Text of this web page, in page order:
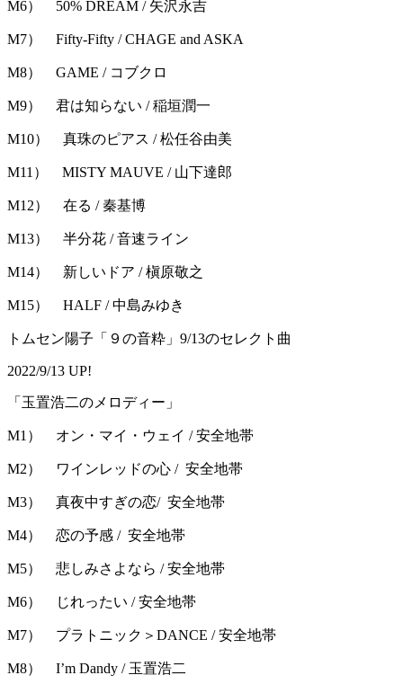
M6） 50% DREAM / 矢沢永吉
M7） Fifty-Fifty / CHAGE and ASKA
M8） GAME / コブクロ
M9） 君は知らない / 稲垣潤一
M10） 真珠のピアス / 松任谷由美
M11） MISTY MAUVE / 山下達郎
M12） 在る / 秦基博
M13） 半分花 / 音速ライン
M14） 新しいドア / 槇原敬之
M15） HALF / 中島みゆき
トムセン陽子「９の音粋」9/13のセレクト曲
2022/9/13 UP!
「玉置浩二のメロディー」
M1） オン・マイ・ウェイ / 安全地帯
M2） ワインレッドの心 / 安全地帯
M3） 真夜中すぎの恋/ 安全地帯
M4） 恋の予感 / 安全地帯
M5） 悲しみさよなら / 安全地帯
M6） じれったい / 安全地帯
M7） プラトニック＞DANCE / 安全地帯
M8） I’m Dandy / 玉置浩二